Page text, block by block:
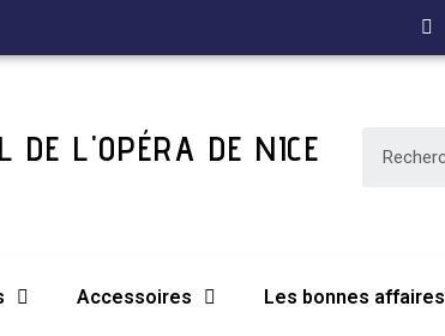
DE L'OPÉRA DE NICE
Accessoires Les bonnes affaires